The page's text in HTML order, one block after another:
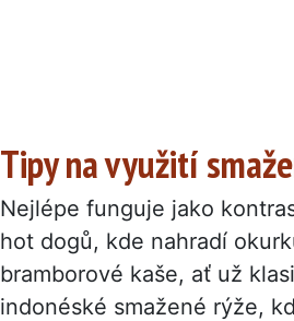
Tipy na využití
Nejlépe funguje jako
hot dogů, kde nahradí
bramborové kaše, ať už
indonéské smažené rýže,